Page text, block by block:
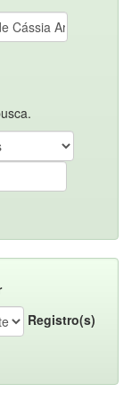
Registro(s)